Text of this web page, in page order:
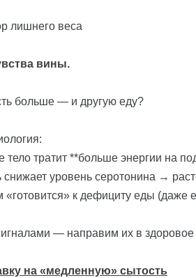
лишнего веса
вины.
больше — и другую еду?
тело тратит **больше энергии на
снижает уровень серотонина →
к дефициту еды (даже
— направим их в здоровое
на «медленную» сытость